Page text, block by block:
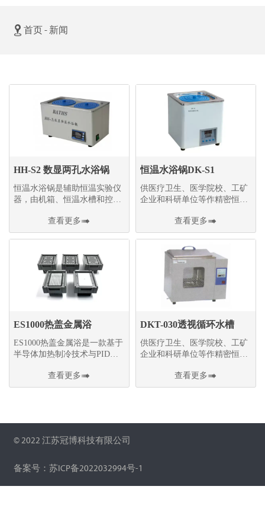
 首页 - 新闻
HH-S2 数显两孔水浴锅
恒温水浴锅是辅助恒温实验仪
器，由机箱、恒温水槽和控温
查看更多
恒温水浴锅DK-S1
供医疗卫生、医学院校、工矿
企业和科研单位等作精密恒温
查看更多
ES1000热盖金属浴
ES1000热盖金属浴是一款基于
半导体加热制冷技术与PID自
查看更多
DKT-030透视循环水槽
供医疗卫生、医学院校、工矿
企业和科研单位等作精密恒温
查看更多
© 2022 江苏冠博科技有限公司
备案号：苏ICP备2022032994号-1